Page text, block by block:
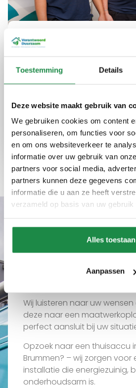
Toestemming Details
Deze website maakt gebruik van
We gebruiken cookies om content
personaliseren, om functies voor
en om ons websiteverkeer te
informatie over uw gebruik van
partners voor social media,
partners kunnen deze gegevens
informatie die u aan ze heeft
verzameld op basis van uw
Alles toestaan
Aanpassen
Uw partner in
Bij Verantwoord Duurzaam
optimaliseren en kosten
diensten zijn betrouwbaar en
een focus op kwaliteit en
Expertise Kwaliteit
Wat ons uniek maakt
Waarom een
installateur in
Wij luisteren naar uw
deze naar een
perfect aansluit bij uw
Opzoek naar een thuisaccu
Brummen? – wij zorgen voor
installatie die energiezuinig,
onderhoudsarm is.